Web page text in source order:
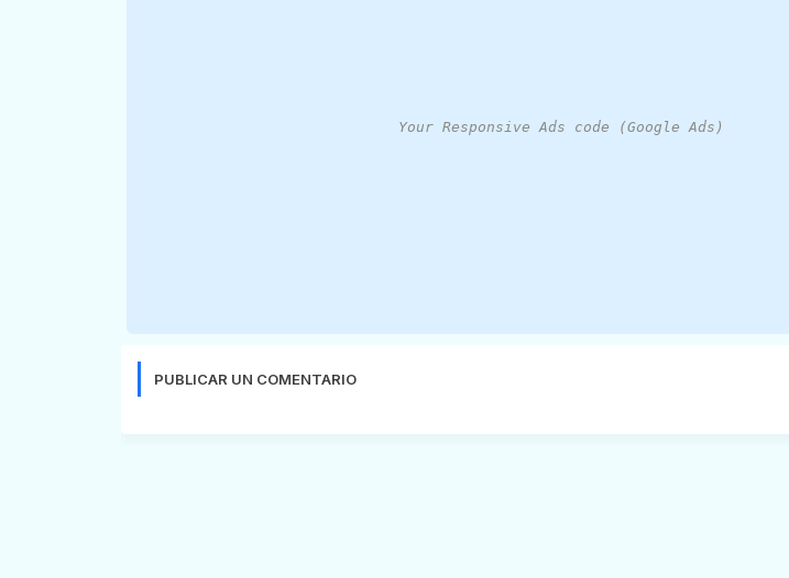
Your Responsive Ads code (Google Ads)
PUBLICAR UN COMENTARIO